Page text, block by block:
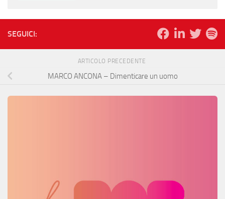
SEGUICI:
ARTICOLO PRECEDENTE
MARCO ANCONA – Dimenticare un uomo